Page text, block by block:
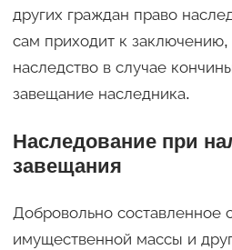
других граждан право
сам приходит к
наследство в случае
завещание наследника.
Наследование при
завещания
Добровольно составленное
имущественной массы и